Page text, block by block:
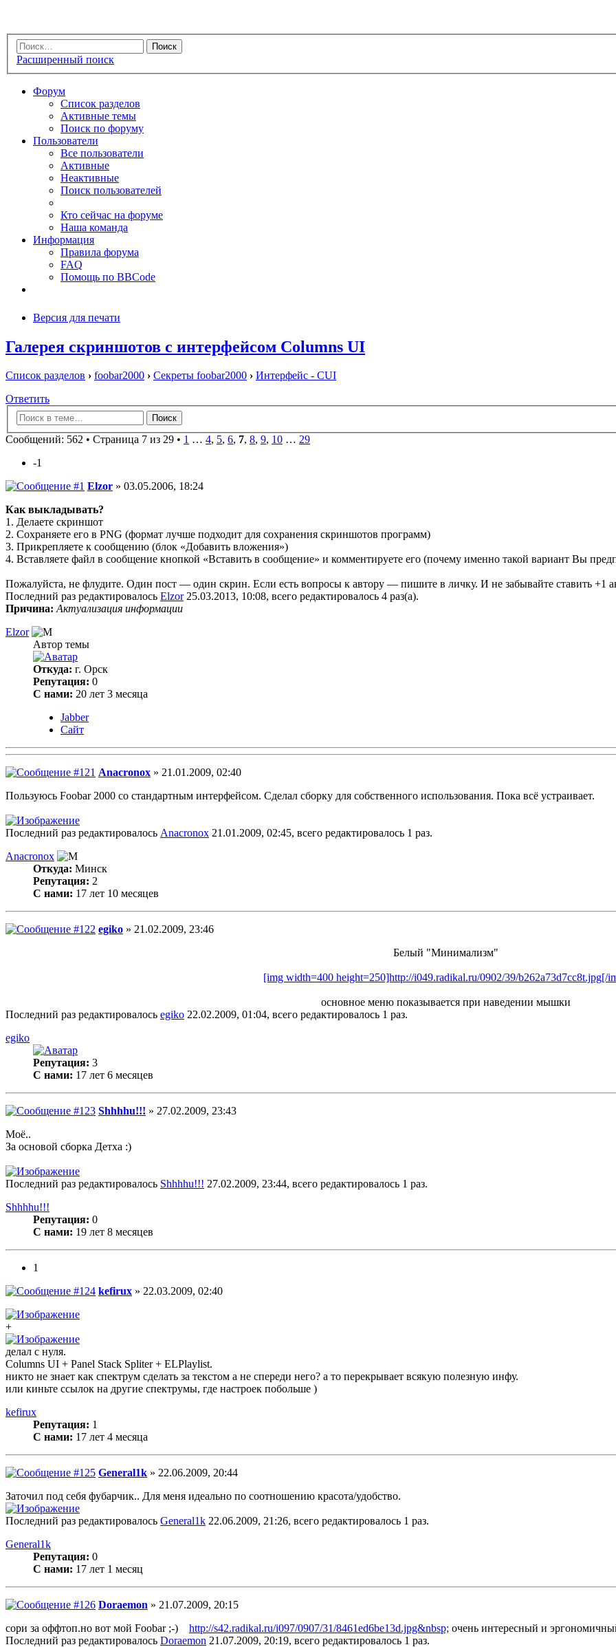
Расширенный поиск
Форум
Список разделов
Активные темы
Поиск по форуму
Пользователи
Все пользователи
Активные
Неактивные
Поиск пользователей
Кто сейчас на форуме
Наша команда
Информация
Правила форума
FAQ
Помощь по BBCode
Версия для печати
Галерея скриншотов с интерфейсом Columns UI
Список разделов › foobar2000 › Секреты foobar2000 › Интерфейс - CUI
Ответить
Сообщений: 562 • Страница 7 из 29 • 1 … 4, 5, 6, 7, 8, 9, 10 … 29
-1
Elzor » 03.05.2006, 18:24
Как выкладывать?
1. Делаете скриншот
2. Сохраняете его в PNG (формат лучше подходит для сохранения скриншотов программ)
3. Прикрепляете к сообщению (блок «Добавить вложения»)
4. Вставляете файл в сообщение кнопкой «Вставить в сообщение» и комментируете его (почему именно такой вариант Вы
Пожалуйста, не флудите. Один пост — один скрин. Если есть вопросы к автору — пишите в личку. И не забывайте ставить +1
Последний раз редактировалось Elzor25.03.2013, 10:08, всего редактировалось 4 раз(а).
Причина: Актуализация информации
Elzor
Автор темы
Откуда: г. Орск
Репутация: 0
С нами: 20 лет 3 месяца
Jabber
Сайт
Anacronox » 21.01.2009, 02:40
Пользуюсь Foobar 2000 со стандартным интерфейсом. Сделал сборку для собственного использования. Пока всё устраивает.
Последний раз редактировалось Anacronox 21.01.2009, 02:45, всего редактировалось 1 раз.
Anacronox
Откуда: Минск
Репутация: 2
С нами: 17 лет 10 месяцев
egiko » 21.02.2009, 23:46
Белый "Минимализм"
[img width=400 height=250]http://i049.radikal.ru/0902/39/b262a73d7cc8t.jpg[/
основное меню показывается при наведении мышки
Последний раз редактировалось egiko 22.02.2009, 01:04, всего редактировалось 1 раз.
egiko
Репутация: 3
С нами: 17 лет 6 месяцев
Shhhhu!!! » 27.02.2009, 23:43
Моё..
За основой сборка Детха :)
Последний раз редактировалось Shhhhu!!! 27.02.2009, 23:44, всего редактировалось 1 раз.
Shhhhu!!!
Репутация: 0
С нами: 19 лет 8 месяцев
1
kefirux » 22.03.2009, 02:40
+
делал с нуля.
Columns UI + Panel Stack Spliter + ELPlaylist.
никто не знает как спектрум сделать за текстом а не спереди него? а то перекрывает всякую полезную инфу.
или киньте ссылок на другие спектрумы, где настроек побольше )
kefirux
Репутация: 1
С нами: 17 лет 4 месяца
General1k » 22.06.2009, 20:44
Заточил под себя фубарчик.. Для меня идеально по соотношению красота/удобство.
Последний раз редактировалось General1k 22.06.2009, 21:26, всего редактировалось 1 раз.
General1k
Репутация: 0
С нами: 17 лет 1 месяц
Doraemon » 21.07.2009, 20:15
сори за оффтоп.но вот мой Foobar ;-) http://s42.radikal.ru/i097/0907/31/8461ed6be13d.jpg&nbsp; очень интересный и
Последний раз редактировалось Doraemon 21.07.2009, 20:19, всего редактировалось 1 раз.